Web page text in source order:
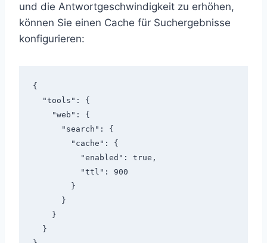
und die Antwortgeschwindigkeit zu erhöhen,
können Sie einen Cache für Suchergebnisse
konfigurieren:
{